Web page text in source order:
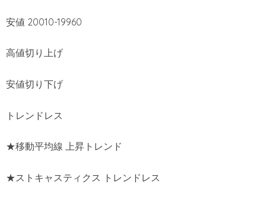
安値 20010-19960
高値切り上げ
安値切り下げ
トレンドレス
★移動平均線 上昇トレンド
★ストキャスティクス トレンドレス